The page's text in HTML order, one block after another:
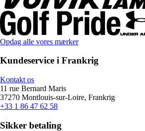
Opdag alle vores mærker
Kundeservice i Frankrig
Kontakt os
11 rue Bernard Maris
37270 Montlouis-sur-Loire, Frankrig
+33 1 86 47 62 58
Sikker betaling